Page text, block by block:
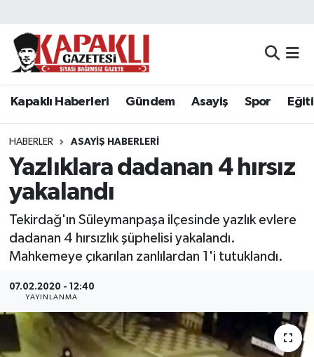
Kapaklı Haberleri Gündem Asayiş Spor
HABERLER ASAYIŞ HABERLERI
Yazlıklara dadanan 4 hırsız
yakalandı
Tekirdağ'ın Süleymanpaşa ilçesinde yazlık evlere
dadanan 4 hırsızlık şüphelisi yakalandı.
Mahkemeye çıkarılan zanlılardan 1'i tutuklandı.
07.02.2020 - 12:40
YAYINLANMA
Kapaklı Haberleri
Asayiş
Spor
Eğitim
Siyaset
Ekonomi
Tekirdağ Nöbetçi Eczaneler
Tekirdağ Namaz Vakitleri
Tekirdağ Trafik Yoğunluk Haritası
Süper Lig Puan Durumu ve Fikstür
Tüm Manşetler